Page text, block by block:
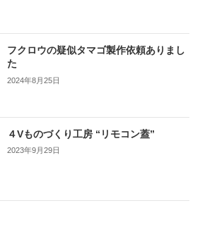
フクロウの疑似タマゴ製作依頼ありまし
た
2024年8月25日
４Vものづくり工房 “リモコン蓋”
2023年9月29日